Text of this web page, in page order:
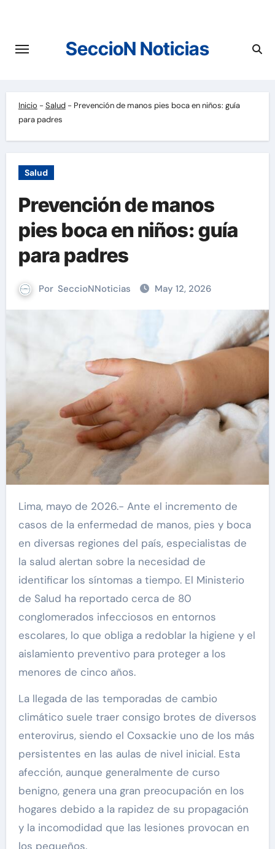
contenido
SeccioN Noticias
Inicio - Salud- Prevención de manos pies boca en niños: guía
para padres
Salud
Prevención de manos
pies boca en niños: guía
para padres
Por SeccioNNoticias May 12, 2026
Lima, mayo de 2026.- Ante el incremento de
casos de la enfermedad de manos, pies y boca
en diversas regiones del país, especialistas de
la salud alertan sobre la necesidad de
identificar los síntomas a tiempo. El Ministerio
de Salud ha reportado cerca de 80
conglomerados infecciosos en entornos
escolares, lo que obliga a redoblar la higiene y el
aislamiento preventivo para proteger a los
menores de cinco años.
La llegada de las temporadas de cambio
climático suele traer consigo brotes de diversos
enterovirus, siendo el Coxsackie uno de los más
persistentes en las aulas de nivel inicial. Esta
afección, aunque generalmente de curso
benigno, genera una gran preocupación en los
hogares debido a la rapidez de su propagación
y la incomodidad que las lesiones provocan en
los pequeños.